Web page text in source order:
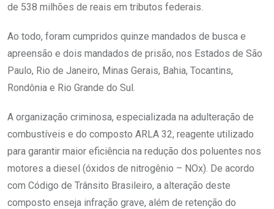
de 538 milhões de reais em tributos federais.
Ao todo, foram cumpridos quinze mandados de busca e
apreensão e dois mandados de prisão, nos Estados de São
Paulo, Rio de Janeiro, Minas Gerais, Bahia, Tocantins,
Rondônia e Rio Grande do Sul.
A organização criminosa, especializada na adulteração de
combustíveis e do composto ARLA 32, reagente utilizado
para garantir maior eficiência na redução dos poluentes nos
motores a diesel (óxidos de nitrogênio – NOx). De acordo
com Código de Trânsito Brasileiro, a alteração deste
composto enseja infração grave, além de retenção do